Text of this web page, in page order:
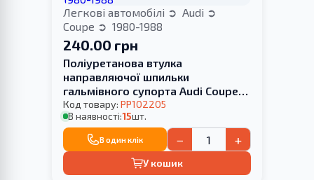
Легкові автомобілі
Audi
Coupe
1980-1988
240.00 грн
Поліуретанова втулка
направляючої шпильки
гальмівного супорта Audi Coupe
1980-1988
Код товару: PP102205
В наявності:15шт.
В один клік − +
У кошик